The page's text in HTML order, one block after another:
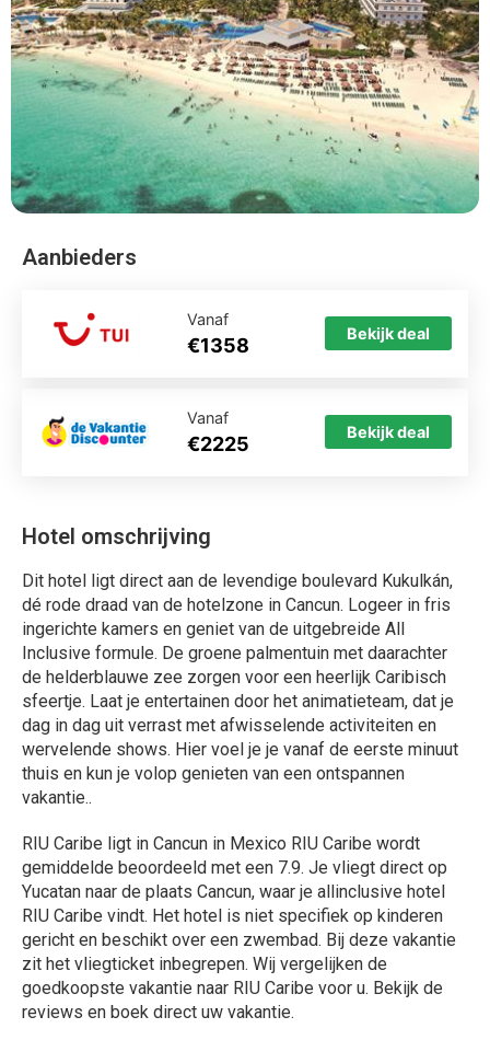
Hotel omschrijving
Dit hotel ligt direct aan de levendige boulevard Kukulkán,
dé rode draad van de hotelzone in Cancun. Logeer in fris
ingerichte kamers en geniet van de uitgebreide All
Inclusive formule. De groene palmentuin met daarachter
de helderblauwe zee zorgen voor een heerlijk Caribisch
sfeertje. Laat je entertainen door het animatieteam, dat je
dag in dag uit verrast met afwisselende activiteiten en
wervelende shows. Hier voel je je vanaf de eerste minuut
thuis en kun je volop genieten van een ontspannen
vakantie..
RIU Caribe ligt in Cancun in Mexico RIU Caribe wordt
gemiddelde beoordeeld met een 7.9. Je vliegt direct op
Yucatan naar de plaats Cancun, waar je allinclusive hotel
RIU Caribe vindt. Het hotel is niet specifiek op kinderen
gericht en beschikt over een zwembad. Bij deze vakantie
zit het vliegticket inbegrepen. Wij vergelijken de
goedkoopste vakantie naar RIU Caribe voor u. Bekijk de
reviews en boek direct uw vakantie.
Aanbieders
Vanaf
€1358 Bekijk deal
Vanaf
€2225 Bekijk deal